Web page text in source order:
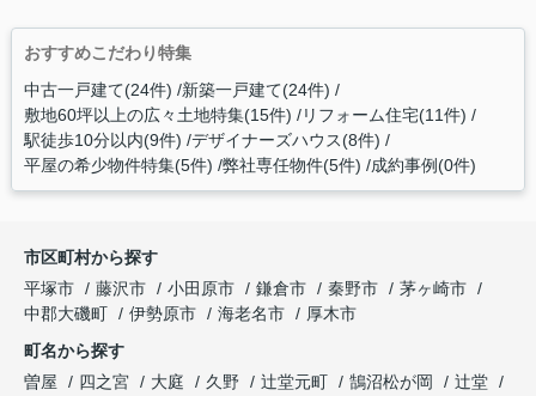
おすすめこだわり特集
中古一戸建て(24件) 新築一戸建て(24件)
敷地60坪以上の広々土地特集(15件) リフォーム住宅(11件)
駅徒歩10分以内(9件) デザイナーズハウス(8件)
平屋の希少物件特集(5件) 弊社専任物件(5件) 成約事例(0件)
市区町村から探す
平塚市
藤沢市 小田原市 鎌倉市 秦野市
茅ヶ崎市
中郡大磯町
伊勢原市 海老名市
厚木市
町名から探す
曽屋
四之宮 大庭 久野 辻堂元町 鵠沼松が岡
辻堂